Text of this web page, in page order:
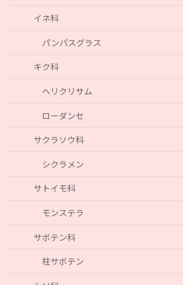
イネ科
パンパスグラス
キク科
ヘリクリサム
ローダンセ
サクラソウ科
シクラメン
サトイモ科
モンステラ
サボテン科
柱サボテン